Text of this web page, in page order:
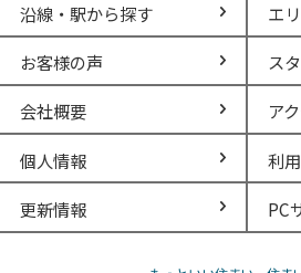
沿線・駅から探す エ
お客様の声 ス
会社概要 ア
個人情報 利
更新情報 PC